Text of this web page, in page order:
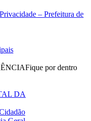
– Prefeitura de
Fique por dentro
DA